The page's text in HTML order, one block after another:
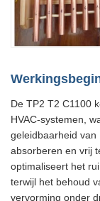
De TP2 T2 C1100
HVAC-systemen,
geleidbaarheid
absorberen en vrij
optimaliseert het
terwijl het behoud
vervorming onder